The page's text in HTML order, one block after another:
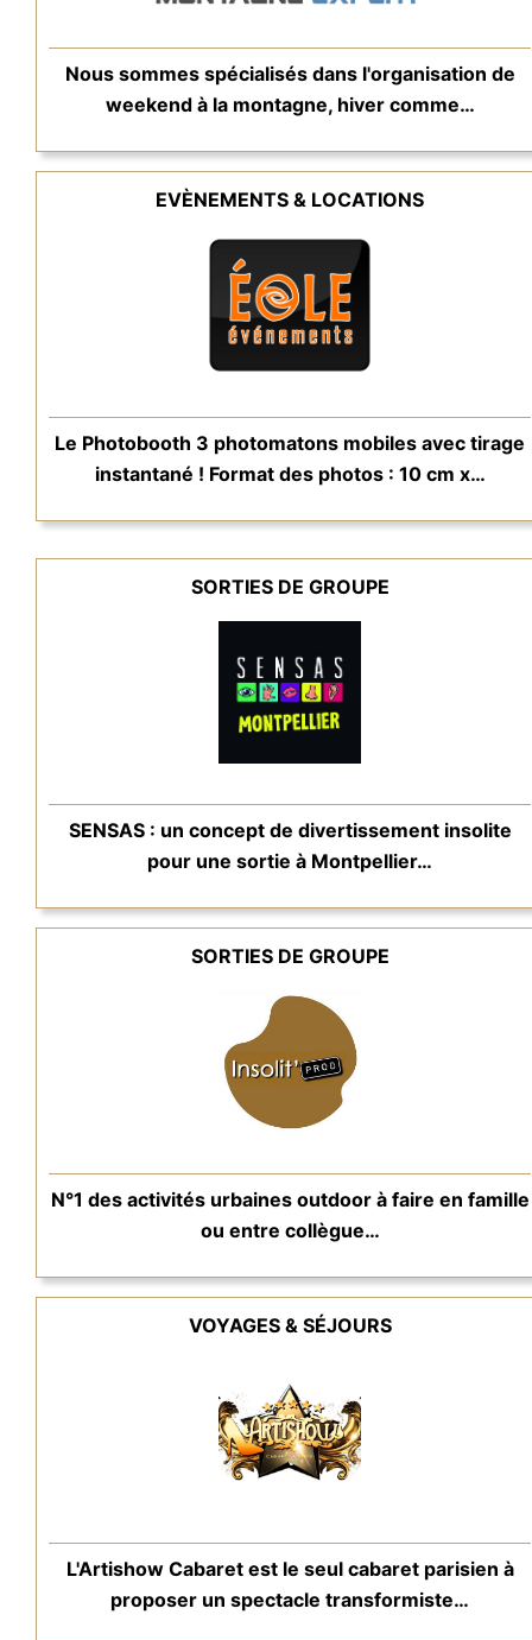
Nous sommes spécialisés dans l'organisation de
weekend à la montagne, hiver comme…
EVÈNEMENTS & LOCATIONS
Le Photobooth 3 photomatons mobiles avec tirage
instantané ! Format des photos : 10 cm x…
SORTIES DE GROUPE
SENSAS : un concept de divertissement insolite
pour une sortie à Montpellier…
SORTIES DE GROUPE
N°1 des activités urbaines outdoor à faire en famille
ou entre collègue…
VOYAGES & SÉJOURS
L'Artishow Cabaret est le seul cabaret parisien à
proposer un spectacle transformiste…